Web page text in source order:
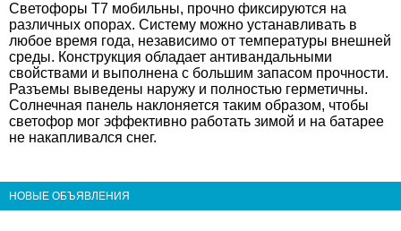
Светофоры Т7 мобильны, прочно фиксируются на
различных опорах. Систему можно устанавливать в
любое время года, независимо от температуры внешней
среды. Конструкция обладает антивандальными
свойствами и выполнена с большим запасом прочности.
Разъемы выведены наружу и полностью герметичны.
Солнечная панель наклоняется таким образом, чтобы
светофор мог эффективно работать зимой и на батарее
не накапливался снег.
НОВЫЕ ОБЪЯВЛЕНИЯ